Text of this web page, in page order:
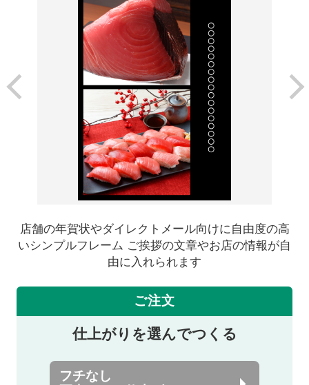
店舗の年賀状やダイレクトメール向けに自由度の高
いシンプルフレーム ご挨拶の文章やお店の情報が自
由に入れられます
ご注文
仕上がりを選んでつくる
フチなし